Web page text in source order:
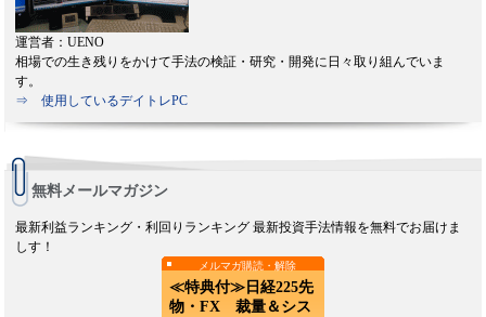
運営者：UENO
相場での生き残りをかけて手法の検証・研究・開発に日々取り組んでいま
す。
⇒ 使用しているデイトレPC
無料メールマガジン
最新利益ランキング・利回りランキング 最新投資手法情報を無料でお届けま
しす！
メルマガ購読・解除
≪特典付≫日経225先
物・FX 裁量＆シス